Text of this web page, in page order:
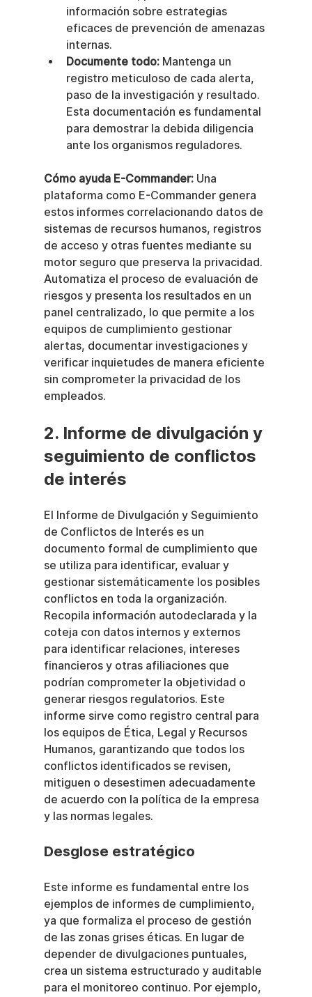
información sobre estrategias
eficaces de prevención de amenazas
internas.
Documente todo: Mantenga un
registro meticuloso de cada alerta,
paso de la investigación y resultado.
Esta documentación es fundamental
para demostrar la debida diligencia
ante los organismos reguladores.
Cómo ayuda E-Commander: Una
plataforma como E-Commander genera
estos informes correlacionando datos de
sistemas de recursos humanos, registros
de acceso y otras fuentes mediante su
motor seguro que preserva la privacidad.
Automatiza el proceso de evaluación de
riesgos y presenta los resultados en un
panel centralizado, lo que permite a los
equipos de cumplimiento gestionar
alertas, documentar investigaciones y
verificar inquietudes de manera eficiente
sin comprometer la privacidad de los
empleados.
2. Informe de divulgación y
seguimiento de conflictos
de interés
El Informe de Divulgación y Seguimiento
de Conflictos de Interés es un
documento formal de cumplimiento que
se utiliza para identificar, evaluar y
gestionar sistemáticamente los posibles
conflictos en toda la organización.
Recopila información autodeclarada y la
coteja con datos internos y externos
para identificar relaciones, intereses
financieros y otras afiliaciones que
podrían comprometer la objetividad o
generar riesgos regulatorios. Este
informe sirve como registro central para
los equipos de Ética, Legal y Recursos
Humanos, garantizando que todos los
conflictos identificados se revisen,
mitiguen o desestimen adecuadamente
de acuerdo con la política de la empresa
y las normas legales.
Desglose estratégico
Este informe es fundamental entre los
ejemplos de informes de cumplimiento,
ya que formaliza el proceso de gestión
de las zonas grises éticas. En lugar de
depender de divulgaciones puntuales,
crea un sistema estructurado y auditable
para el monitoreo continuo. Por ejemplo,